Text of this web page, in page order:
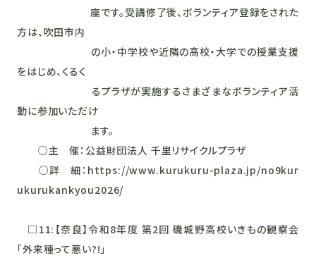
座です。受講修了後、ボランティア登録をされた
方は、吹田市内
の小・中学校や近隣の高校・大学での授業支援
をはじめ、くるく
るプラザが実施するさまざまなボランティア活
動に参加いただけ
ます。
○主 催：公益財団法人 千里リサイクルプラザ
○詳 細：https://www.kurukuru-plaza.jp/no9kur
ukurukankyou2026/
□11:【奈良】令和8年度 第2回 磯城野高校いきもの観察会
「外来種って悪い?!」